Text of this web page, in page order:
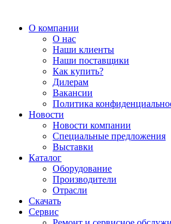
О компании
О нас
Наши клиенты
Наши поставщики
Как купить?
Дилерам
Вакансии
Политика
Новости
Новости компании
Специальные предложения
Выставки
Каталог
Оборудование
Производители
Отрасли
Скачать
Сервис